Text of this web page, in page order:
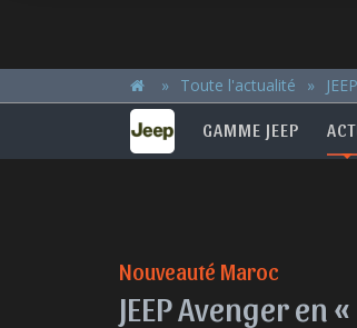
Toute l'actualité JEEP
GAMME JEEP
Nouveauté Maroc
JEEP Avenger